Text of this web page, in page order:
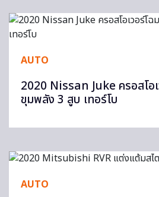
AUTO
2020 Nissan Juke ครอสโอ
ขุมพลัง 3 สูบ เทอร์โบ
AUTO